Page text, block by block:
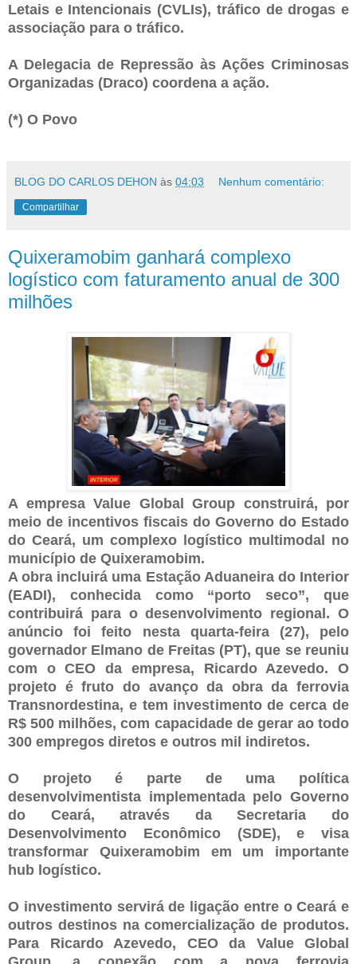
Letais e Intencionais (CVLIs), tráfico de drogas e
associação para o tráfico.
A Delegacia de Repressão às Ações Criminosas
Organizadas (Draco) coordena a ação.
(*) O Povo
BLOG DO CARLOS DEHON às 04:03 Nenhum comentário:
Compartilhar
Quixeramobim ganhará complexo
logístico com faturamento anual de 300
milhões
A empresa Value Global Group construirá, por
meio de incentivos fiscais do Governo do Estado
do Ceará, um complexo logístico multimodal no
município de Quixeramobim.
A obra incluirá uma Estação Aduaneira do Interior
(EADI), conhecida como “porto seco”, que
contribuirá para o desenvolvimento regional. O
anúncio foi feito nesta quarta-feira (27), pelo
governador Elmano de Freitas (PT), que se reuniu
com o CEO da empresa, Ricardo Azevedo. O
projeto é fruto do avanço da obra da ferrovia
Transnordestina, e tem investimento de cerca de
R$ 500 milhões, com capacidade de gerar ao todo
300 empregos diretos e outros mil indiretos.
O projeto é parte de uma política
desenvolvimentista implementada pelo Governo
do Ceará, através da Secretaria do
Desenvolvimento Econômico (SDE), e visa
transformar Quixeramobim em um importante
hub logístico.
O investimento servirá de ligação entre o Ceará e
outros destinos na comercialização de produtos.
Para Ricardo Azevedo, CEO da Value Global